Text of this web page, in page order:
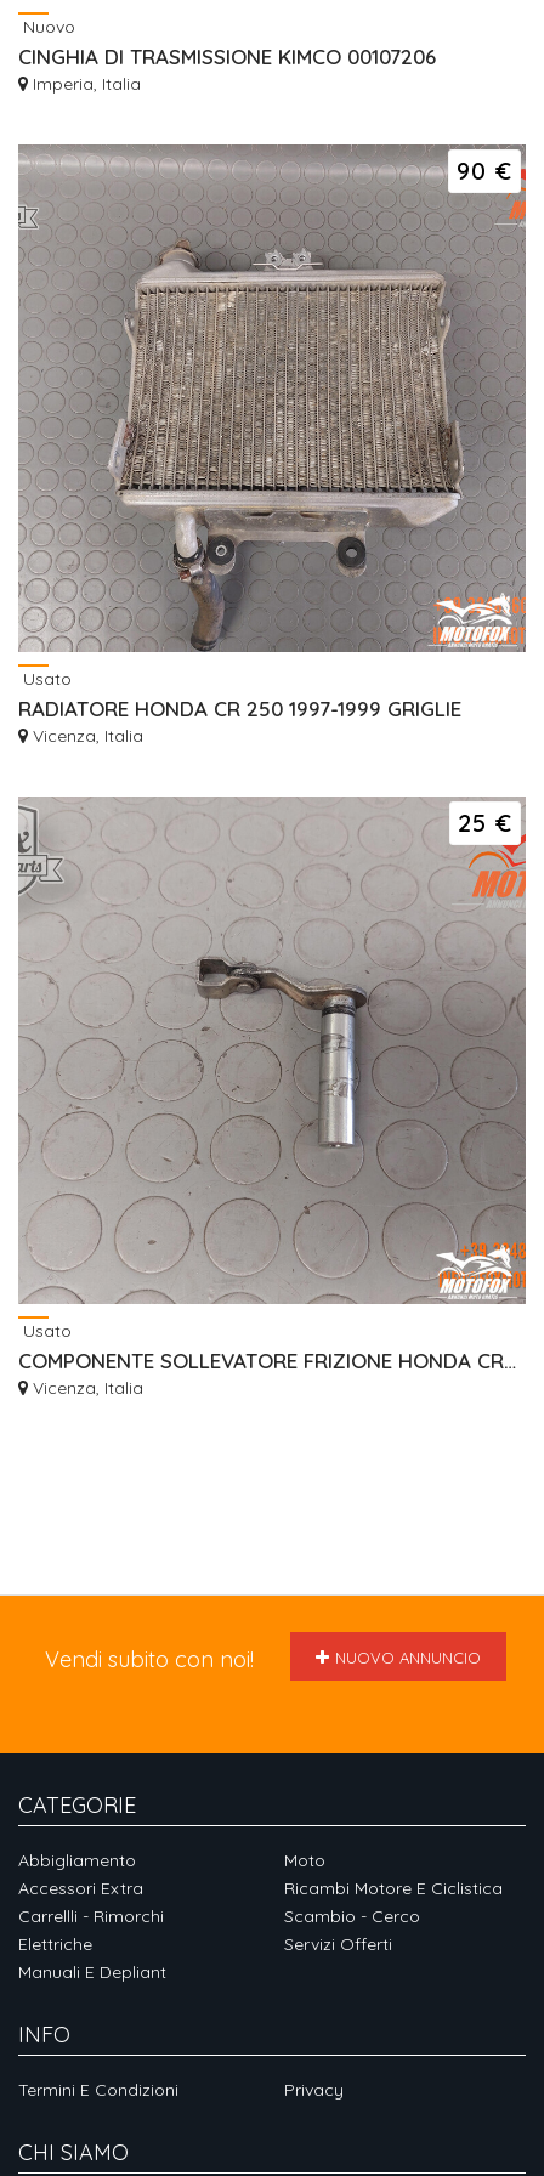
Nuovo
CINGHIA DI TRASMISSIONE KIMCO 00107206
Imperia, Italia
90 €
Usato
RADIATORE HONDA CR 250 1997-1999 GRIGLIE
Vicenza, Italia
25 €
Usato
COMPONENTE SOLLEVATORE FRIZIONE HONDA CRF 450 2017-2024 22810MKEA00
Vicenza, Italia
Vendi subito con noi! NUOVO ANNUNCIO
CATEGORIE
Abbigliamento
Accessori Extra
Carrellli - Rimorchi
Elettriche
Manuali E Depliant
Moto
Ricambi Motore E Ciclistica
Scambio - Cerco
Servizi Offerti
INFO
Termini E Condizioni Privacy
CHI SIAMO